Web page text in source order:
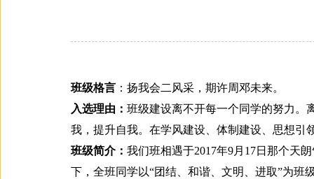
班级格言 ：扬我会二风采，期许周邓未来。
入选理由： 班级建设离不开每一个同学的努力。
我，提升自我。在学风建设、体制建设、思想引
班级简介： 我们班相遇于2017年9月17日那个天
下，全班同学以“团结、和谐、文明、进取”为